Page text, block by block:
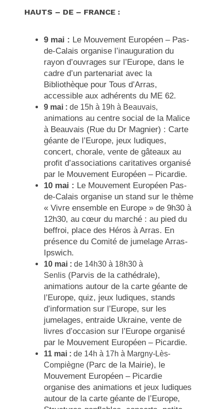
HAUTS – DE – FRANCE :
9 mai : Le Mouvement Européen – Pas-
de-Calais organise l’inauguration du
rayon d’ouvrages sur l’Europe, dans le
cadre d’un partenariat avec la
Bibliothèque pour Tous d’Arras,
accessible aux adhérents du ME 62.
9 mai :de 15h à 19h à Beauvais,
animations au centre social de la Malice
à Beauvais (Rue du Dr Magnier) : Carte
géante de l’Europe, jeux ludiques,
concert, chorale, vente de gâteaux au
profit d’associations caritatives organisé
par le Mouvement Européen – Picardie.
10 mai : Le Mouvement Européen Pas-
de-Calais organise un stand sur le thème
« Vivre ensemble en Europe » de 9h30 à
12h30, au cœur du marché : au pied du
beffroi, place des Héros à Arras. En
présence du Comité de jumelage Arras-
Ipswich.
10 mai :de 14h30 à 18h30 à
Senlis (Parvis de la cathédrale),
animations autour de la carte géante de
l’Europe, quiz, jeux ludiques, stands
d’information sur l’Europe, sur les
jumelages, entraide Ukraine, vente de
livres d’occasion sur l’Europe organisé
par le Mouvement Européen – Picardie.
11 mai :de 14h à 17h à Margny-Lès-
Compiègne (Parc de la Mairie), le
Mouvement Européen – Picardie
organise des animations et jeux ludiques
autour de la carte géante de l’Europe,